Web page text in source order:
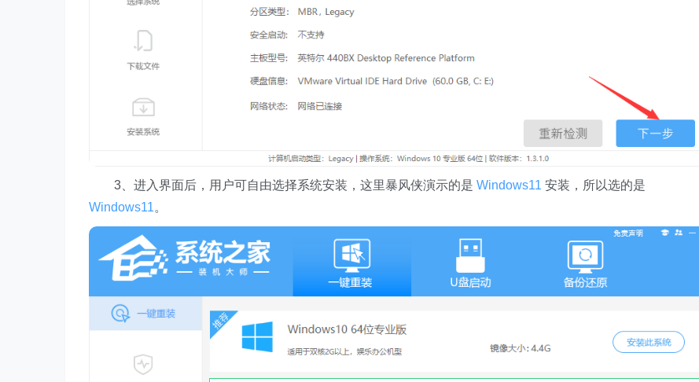
3、进入界面后，用户可自由选择系统安装，这里暴风侠演示的是 Windows11 安装，所以选的是
Windows11。